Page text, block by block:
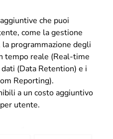
che puoi
come la gestione
programmazione degli
tempo reale (Real-time
(Data Retention) e i
Reporting).
a un costo aggiuntivo
utente.